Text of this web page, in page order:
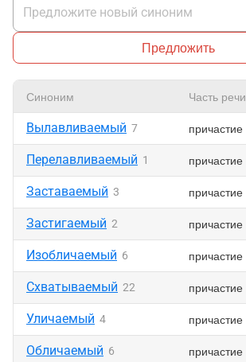
Предложить
Синоним Часть речи
Вылавливаемый 7 причастие
Перелавливаемый 1 причастие
Заставаемый 3 причастие
Застигаемый 2 причастие
Изобличаемый 6 причастие
Схватываемый 22 причастие
Уличаемый 4 причастие
Обличаемый 6 причастие